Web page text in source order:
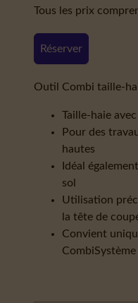
Tous les prix
Réserver
Outil Combi taille-
Taille-haie
Pour des
hautes
Idéal
sol
Utilisation
la tête de
Convient